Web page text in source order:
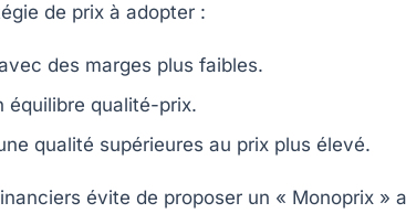
de prix à adopter :
des marges plus faibles.
équilibre qualité-prix.
qualité supérieures au prix plus élevé.
évite de proposer un « Monoprix »